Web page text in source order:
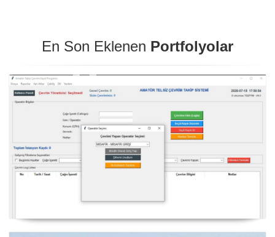
En Son Eklenen Portfolyolar
NexQso Telsiz Çevrim Kayıt Programı Güncelleme